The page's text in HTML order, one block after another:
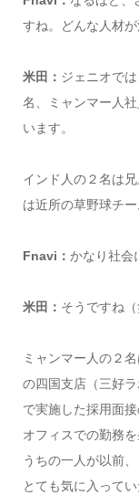
すね。どんな人材
米田： ジェニオで
名、ミャンマー人
います。
インド人の２名は
は近所の草野球チー
Fnavi： かなり社会
米田： そうですね（
ミャンマー人の２
の四国支店（三好
で実施した採用面
オフィスでの勤務
うちの一人が以前
とても気に入って